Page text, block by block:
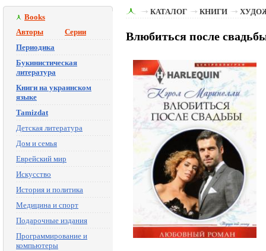
Books
Авторы
Серии
Периодика
Букинистическая
литература
Книги на украинском
языке
Tamizdat
Детская литература
Дом и семья
Еврейский мир
Искусство
История и политика
Медицина и спорт
Подарочные издания
Программирование и
компьютеры
КАТАЛОГ КНИГИ
Влюбиться после